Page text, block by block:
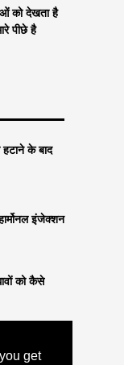
get
को देखता है
पीछे है
के बाद
इंजेक्शन
को कैसे